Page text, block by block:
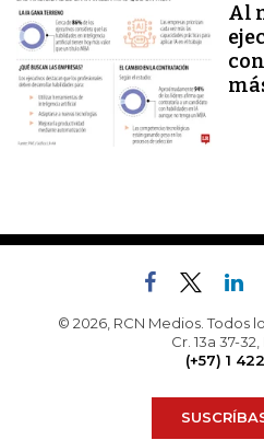
Al
© 2026, RCN Medios. Todos
Cr. 13a 37-
(+57) 1